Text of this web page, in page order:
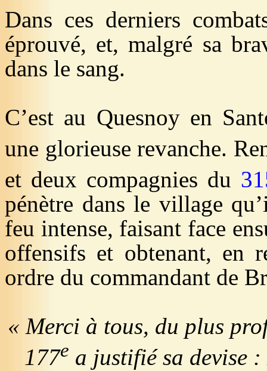
Dans ces derniers
éprouvé, et, malgré sa
dans le sang.
C’est au Quesnoy en
une glorieuse revanche.
et deux compagnies du
pénètre dans le village
feu intense, faisant face
offensifs et obtenant, en
ordre du commandant de
« Merci à tous, du plus
177e a justifié sa devise